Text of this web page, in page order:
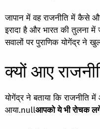
जापान में वह राजनीति में कैसे
इरादा है और भारत की तुलना में
सवालों पर पुराणिक योगेंद्र ने
क्यों आए
योगेंद्र ने बताया कि राजनीति
आया.nullआपको ये भी रोचक